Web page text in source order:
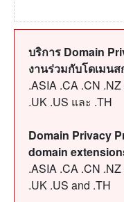
บริการ Domain
งานร่วมกับโดเมน
.ASIA .CA .CN
.UK .US และ .TH
Domain Privacy
domain
.ASIA .CA .CN
.UK .US and .TH